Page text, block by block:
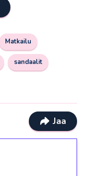
Matkailu
sandaalit
Jaa